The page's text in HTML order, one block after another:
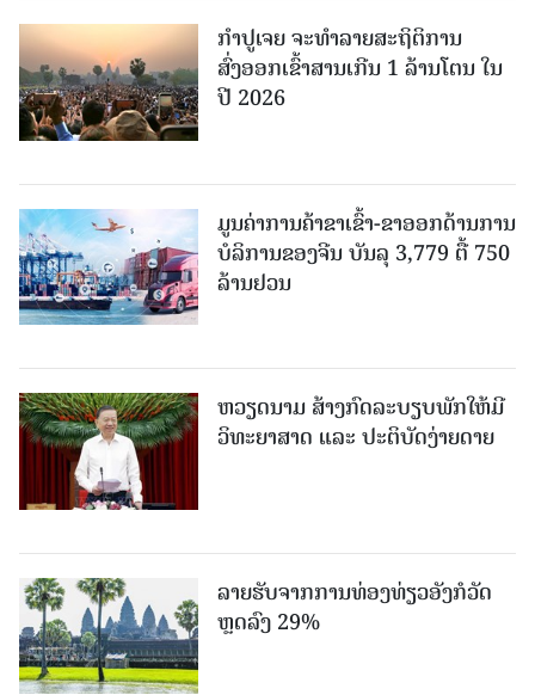
ກຳປູເຈຍ ຈະທຳລາຍສະຖິຕິການ
ສົ່ງອອກເຂົ້າສານເກີນ 1 ລ້ານໂຕນ ໃນ
ປີ 2026
ມູນຄ່າການຄ້າຂາເຂົ້າ-ຂາອອກດ້ານການ
ບໍລິການຂອງຈີນ ບັນລຸ 3,779 ຕື້ 750
ລ້ານຢວນ
ຫວຽດນາມ ສ້າງກົດລະບຽບພັກໃຫ້ມີ
ວິທະຍາສາດ ແລະ ປະຕິບັດງ່າຍດາຍ
ລາຍຮັບຈາກການທ່ອງທ່ຽວອັງກໍວັດ
ຫຼດລົງ 29%